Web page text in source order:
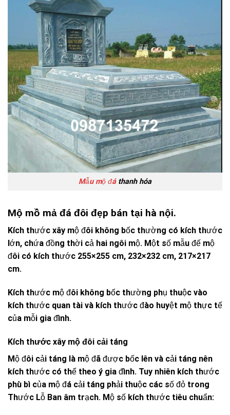
Mẫu mộ đáthanh hóa
Mộ mồ mả đá đôi đẹp bán tại hà nội.
Kích thước xây mộ đôi không bốc thường có kích thước
lớn, chứa đồng thời cả hai ngôi mộ. Một số mẫu đế mộ
đôi có kích thước 255×255 cm, 232×232 cm, 217×217
cm.
Kích thước mộ đôi không bốc thường phụ thuộc vào
kích thước quan tài và kích thước đào huyệt mộ thực tế
của mỗi gia đình.
Kích thước xây mộ đôi cải táng
Mộ đôi cải táng là mộ đã được bốc lên và cải táng nên
kích thước có thể theo ý gia đình. Tuy nhiên kích thước
phù bì của mộ đá cải táng phải thuộc các số đỏ trong
Thước Lỗ Ban âm trạch. Mộ số kích thước tiêu chuẩn: